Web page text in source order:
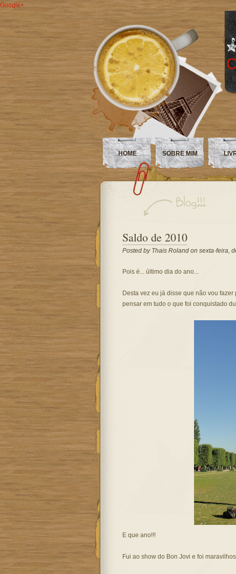
Google+
HOME SOBRE MIM
Saldo de 2010
Posted by Thais Rolandon sexta-feira,
Pois é... último dia do ano...
Desta vez eu já disse que não vou
pensar em tudo o que foi conquistado
E que ano!!!
Fui ao show do Bon Jovi e foi